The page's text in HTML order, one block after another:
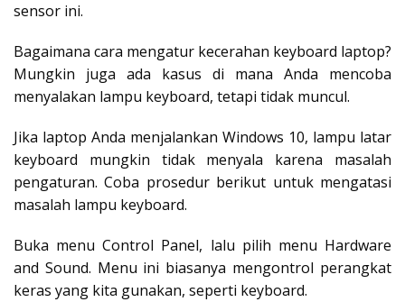
sensor ini.
Bagaimana cara mengatur kecerahan keyboard laptop?
Mungkin juga ada kasus di mana Anda mencoba
menyalakan lampu keyboard, tetapi tidak muncul.
Jika laptop Anda menjalankan Windows 10, lampu latar
keyboard mungkin tidak menyala karena masalah
pengaturan. Coba prosedur berikut untuk mengatasi
masalah lampu keyboard.
Buka menu Control Panel, lalu pilih menu Hardware
and Sound. Menu ini biasanya mengontrol perangkat
keras yang kita gunakan, seperti keyboard.